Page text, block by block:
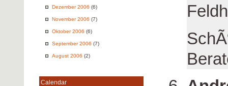
Dezember 2006 (6)
November 2006 (7)
Oktober 2006 (6)
September 2006 (7)
August 2006 (2)
Calendar